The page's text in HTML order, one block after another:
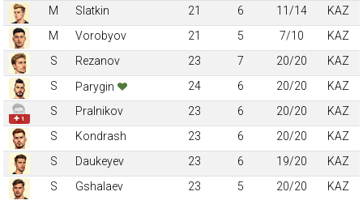
M
Slatkin 21 6 11/14
KAZ
M
Vorobyov 21 5 7/10
KAZ
S
Rezanov 23 7 20/20
KAZ
S
Parygin 24 6 20/20 KAZ
✚ 1
S Pralnikov 23 6 20/20
KAZ
S
Kondrash 23 6 20/20
KAZ
S
Daukeyev 23 6 19/20
KAZ
S
Gshalaev 23 5 20/20 KAZ